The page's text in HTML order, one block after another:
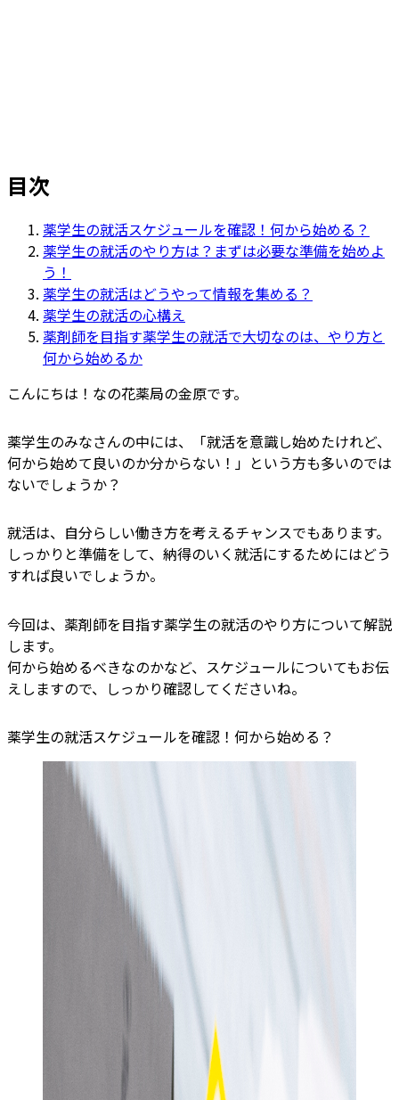
目次
薬学生の就活スケジュールを確認！何から始める？
薬学生の就活のやり方は？まずは必要な準備を始めよ
う！
薬学生の就活はどうやって情報を集める？
薬学生の就活の心構え
薬剤師を目指す薬学生の就活で大切なのは、やり方と
何から始めるか
こんにちは！なの花薬局の金原です。
薬学生のみなさんの中には、「就活を意識し始めたけれど、
何から始めて良いのか分からない！」という方も多いのでは
ないでしょうか？
就活は、自分らしい働き方を考えるチャンスでもあります。
しっかりと準備をして、納得のいく就活にするためにはどう
すれば良いでしょうか。
今回は、薬剤師を目指す薬学生の就活のやり方について解説
します。
何から始めるべきなのかなど、スケジュールについてもお伝
えしますので、しっかり確認してくださいね。
薬学生の就活スケジュールを確認！何から始める？